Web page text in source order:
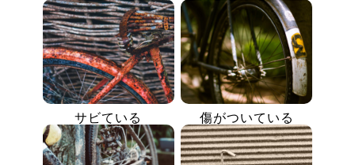
サビている 傷がついている